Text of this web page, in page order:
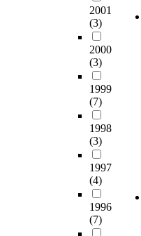
2001
(3)
2000
(3)
1999
(7)
1998
(3)
1997
(4)
1996
(7)